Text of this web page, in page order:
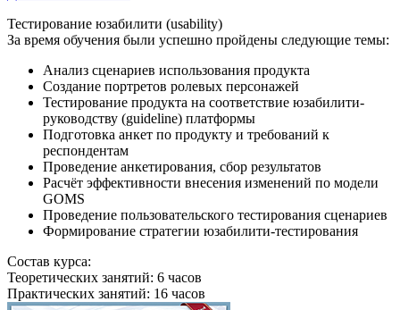
Тестирование юзабилити (usability)
За время обучения были успешно пройдены следующие темы:
Анализ сценариев использования продукта
Создание портретов ролевых персонажей
Тестирование продукта на соответствие юзабилити-
руководству (guideline) платформы
Подготовка анкет по продукту и требований к
респондентам
Проведение анкетирования, сбор результатов
Расчёт эффективности внесения изменений по модели
GOMS
Проведение пользовательского тестирования сценариев
Формирование стратегии юзабилити-тестирования
Состав курса:
Теоретических занятий: 6 часов
Практических занятий: 16 часов